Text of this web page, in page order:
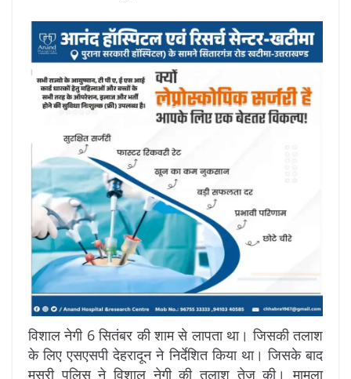
विशाल नेगी 6 सितंबर की शाम से लापता था। जिसकी तलाश
के लिए एसएसपी देहरादून ने निर्देशित किया था। जिसके बाद
मसूरी पुलिस ने विशाल नेगी की तलाश तेज की। मामला